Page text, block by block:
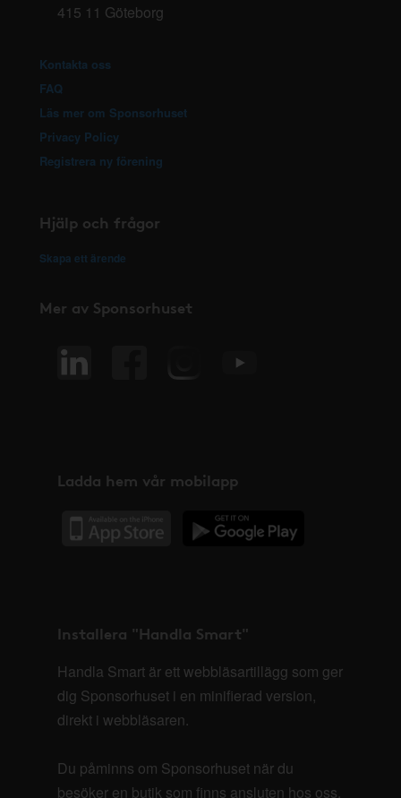
415 11 Göteborg
Kontakta oss
FAQ
Läs mer om Sponsorhuset
Privacy Policy
Registrera ny förening
Hjälp och frågor
Skapa ett ärende
Mer av Sponsorhuset
Ladda hem vår mobilapp
Installera "Handla Smart"
Handla Smart är ett webbläsartillägg som ger
dig Sponsorhuset i en minifierad version,
direkt i webbläsaren.
Du påminns om Sponsorhuset när du
besöker en butik som finns ansluten hos oss.